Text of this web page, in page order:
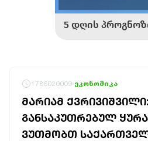
1786020009 ეკონომიკა
ᲛᲐᲠᲘᲐᲛ ᲥᲕᲠᲘᲕᲘᲨᲕᲘᲚᲘ:
ᲒᲐᲜᲡᲐᲙᲣᲗᲠᲔᲑᲣᲚ
ᲕᲣᲗᲛᲝᲑᲗ